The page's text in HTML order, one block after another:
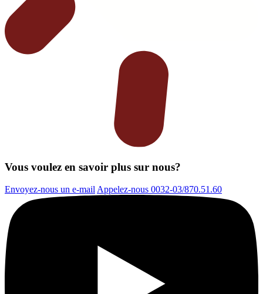
Vous voulez en savoir plus sur nous?
Envoyez-nous un e-mail Appelez-nous 0032-03/870.51.60